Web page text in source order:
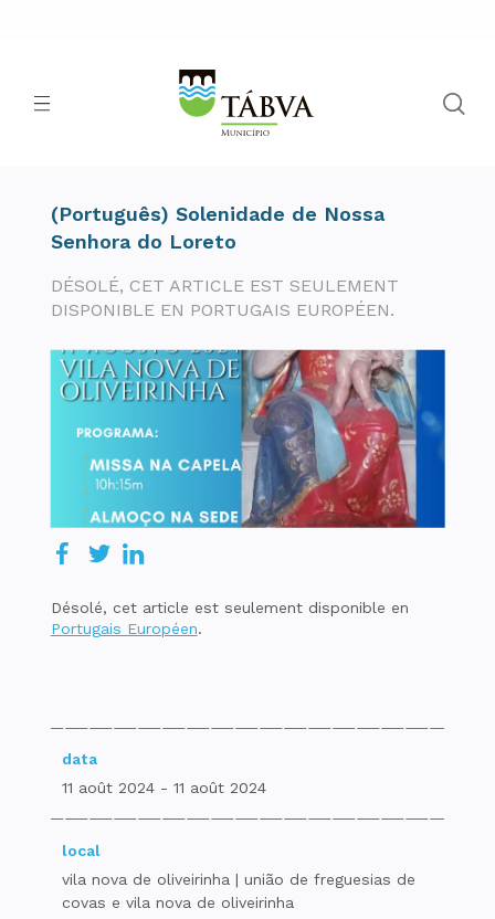
(Português) Solenidade de Nossa
Senhora do Loreto
DÉSOLÉ, CET ARTICLE EST SEULEMENT
DISPONIBLE EN PORTUGAIS EUROPÉEN.
Désolé, cet article est seulement disponible en
Portugais Européen.
data
11 août 2024 - 11 août 2024
local
vila nova de oliveirinha | união de freguesias de
covas e vila nova de oliveirinha